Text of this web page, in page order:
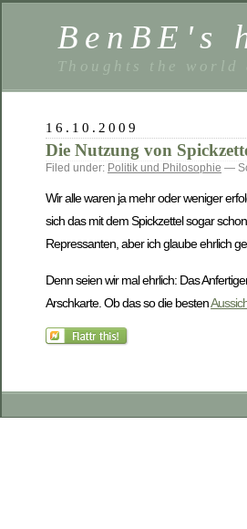
BenBE's
Thoughts the world
16.10.2009
Die Nutzung von
Filed under: Politik und Philosophie —
Wir alle waren ja mehr oder weniger
sich das mit dem Spickzettel sogar
Repressanten, aber ich glaube ehrlich
Denn seien wir mal ehrlich: Das
Arschkarte. Ob das so die besten